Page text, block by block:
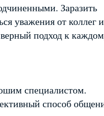
Заразить
уважения от коллег и
подход к
специалистом.
способ